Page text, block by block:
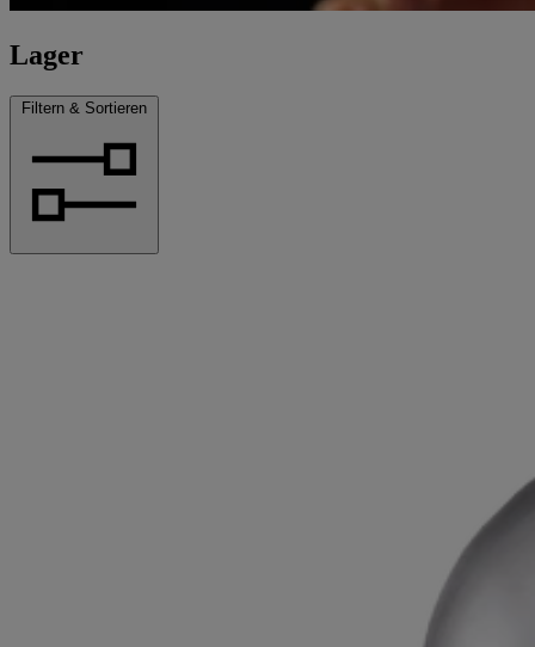
Lager
Filtern & Sortieren